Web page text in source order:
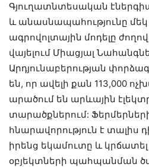
Գյուղատնտեսական
և անասնապահությունը
ագրովոլտային մոդելը
վայելում Միացյալ
Արդյունաբերության
են, որ ավելի քան 113,000
արածում են արևային
տարածքներում:
հնարավորություն է տալիս
իրենց եկամուտը և
օբյեկտների պահպանման